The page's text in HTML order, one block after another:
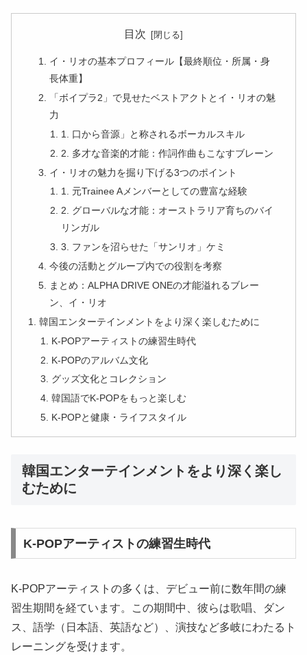
目次
イ・リオの基本プロフィール【最終順位・所属・身
長体重】
「ボイプラ2」で見せたベストアクトとイ・リオの魅
力
1. 口から音源」と称されるボーカルスキル
2. 多才な音楽的才能：作詞作曲もこなすブレーン
イ・リオの魅力を掘り下げる3つのポイント
1. 元Trainee Aメンバーとしての豊富な経験
2. グローバルな才能：オーストラリア育ちのバイ
リンガル
3. ファンを沼らせた「サンリオ」ケミ
今後の活動とグループ内での役割を考察
まとめ：ALPHA DRIVE ONEの才能溢れるブレー
ン、イ・リオ
韓国エンターテインメントをより深く楽しむために
K-POPアーティストの練習生時代
K-POPのアルバム文化
グッズ文化とコレクション
韓国語でK-POPをもっと楽しむ
K-POPと健康・ライフスタイル
韓国エンターテインメントをより深く楽し
むために
K-POPアーティストの練習生時代
K-POPアーティストの多くは、デビュー前に数年間の練
習生期間を経ています。この期間中、彼らは歌唱、ダン
ス、語学（日本語、英語など）、演技など多岐にわたるト
レーニングを受けます。